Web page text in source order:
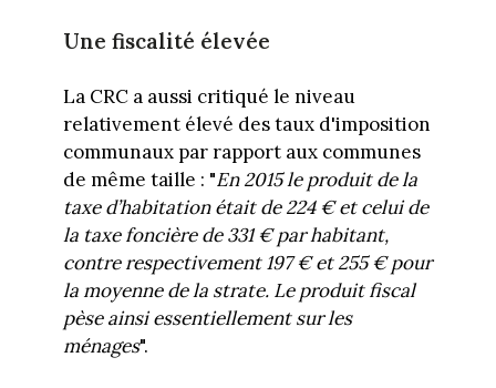
Une fiscalité élevée
La CRC a aussi critiqué le niveau
relativement élevé des taux d'imposition
communaux par rapport aux communes
de même taille : "En 2015 le produit de la
taxe d’habitation était de 224 € et celui de
la taxe foncière de 331 € par habitant,
contre respectivement 197 € et 255 € pour
la moyenne de la strate. Le produit fiscal
pèse ainsi essentiellement sur les
ménages".